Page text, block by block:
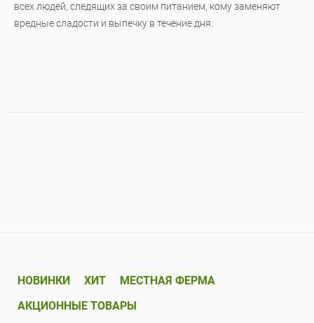
всех людей, следящих за своим питанием, кому заменяют
вредные сладости и выпечку в течение дня.
НОВИНКИ ХИТ
МЕСТНАЯ ФЕРМА
АКЦИОННЫЕ ТОВАРЫ